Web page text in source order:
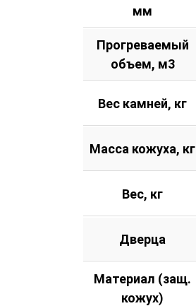
мм
Прогреваемый
объем, м3
Вес камней, кг
Масса кожуха, кг
Вес, кг
Дверца
Материал (защ.
кожух)